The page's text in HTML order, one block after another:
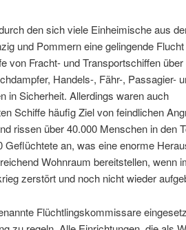
den sich viele Einheimische aus
und Pommern eine gelingende
von Fracht- und Transportschiffen
Handels-, Fähr-, Passagier-
in Sicherheit. Allerdings waren auch
Schiffe häufig Ziel von feindlichen
rissen über 40.000 Menschen in den
Geflüchtete an, was eine enorme
Wohnraum bereitstellen, wenn
zerstört und noch nicht wieder
Flüchtlingskommissare